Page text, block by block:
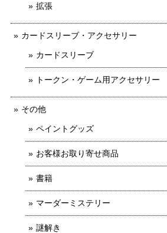
拡張
カードスリーブ・アクセサリー
カードスリーブ
トークン・ゲーム用アクセサリー
その他
ペイントグッズ
お客様お取り寄せ商品
書籍
マーダーミステリー
謎解き